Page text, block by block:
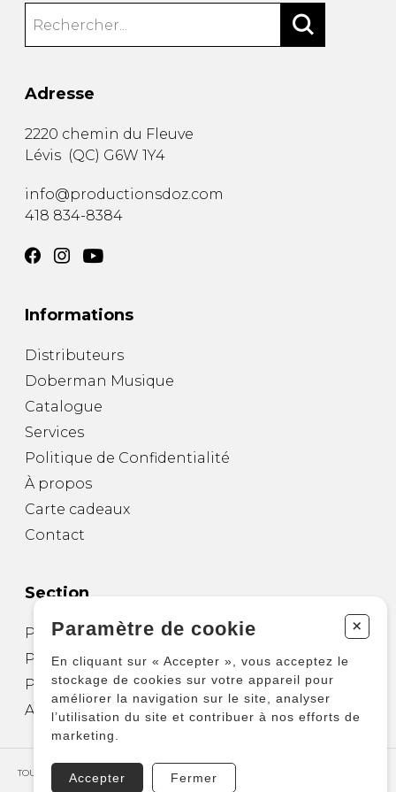
Adresse
2220 chemin du Fleuve
Lévis (QC) G6W 1Y4
info@productionsdoz.com
418 834-8384
Informations
Distributeurs
Doberman Musique
Catalogue
Services
Politique de Confidentialité
À propos
Carte cadeaux
Contact
Section
Partitions pour guitare
Partitions pour autres instruments
Partitions pour ensembles
Autres produits
TOUS DROITS RÉSERVÉS © COPYRIGHT 2026 – PRODUCTIONS D'OZ
Paramètre de cookie +
En cliquant sur « Accepter », vous acceptez le
stockage de cookies sur votre appareil pour
améliorer la navigation sur le site, analyser
l’utilisation du site et contribuer à nos efforts de
marketing.
Accepter Fermer